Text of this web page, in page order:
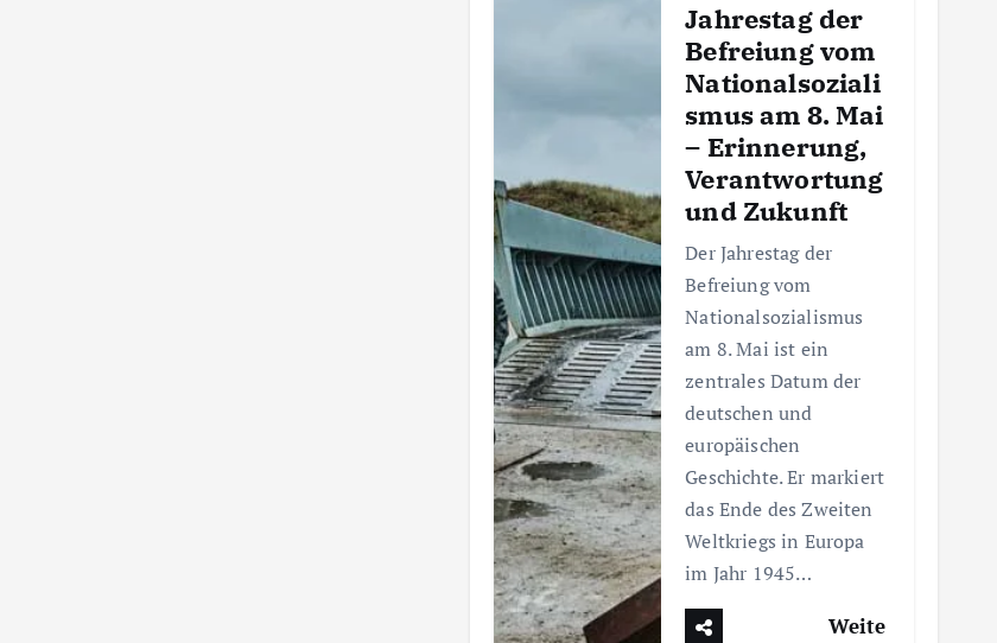
Jahrestag der
Befreiung vom
Nationalsoziali
smus am 8. Mai
– Erinnerung,
Verantwortung
und Zukunft
Der Jahrestag der
Befreiung vom
Nationalsozialismus
am 8. Mai ist ein
zentrales Datum der
deutschen und
europäischen
Geschichte. Er markiert
das Ende des Zweiten
Weltkriegs in Europa
im Jahr 1945…
Weite